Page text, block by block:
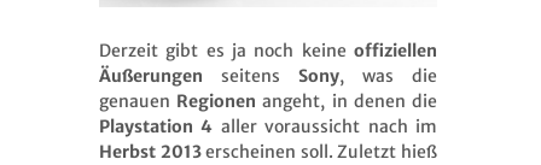
Derzeit gibt es ja noch keine offiziellen
Äußerungen seitens Sony, was die
genauen Regionen angeht, in denen die
Playstation 4 aller voraussicht nach im
Herbst 2013erscheinen soll. Zuletzt hieß